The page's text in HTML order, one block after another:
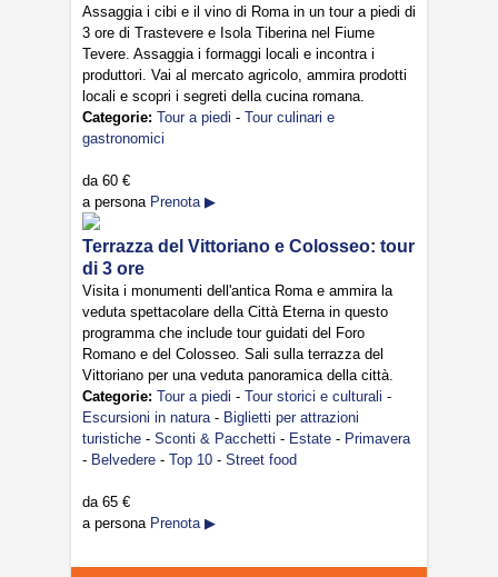
Assaggia i cibi e il vino di Roma in un tour a piedi di
3 ore di Trastevere e Isola Tiberina nel Fiume
Tevere. Assaggia i formaggi locali e incontra i
produttori. Vai al mercato agricolo, ammira prodotti
locali e scopri i segreti della cucina romana.
Categorie: Tour a piedi - Tour culinari e
gastronomici
da 60 €
a persona Prenota ▶
Terrazza del Vittoriano e Colosseo: tour
di 3 ore
Visita i monumenti dell'antica Roma e ammira la
veduta spettacolare della Città Eterna in questo
programma che include tour guidati del Foro
Romano e del Colosseo. Sali sulla terrazza del
Vittoriano per una veduta panoramica della città.
Categorie: Tour a piedi - Tour storici e culturali -
Escursioni in natura - Biglietti per attrazioni
turistiche - Sconti & Pacchetti - Estate - Primavera
- Belvedere - Top 10 - Street food
da 65 €
a persona Prenota ▶